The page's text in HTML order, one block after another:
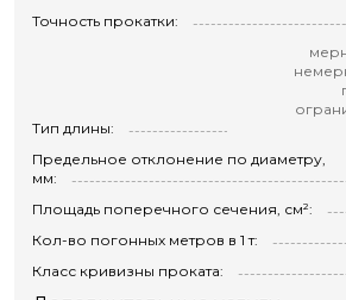
Точность прокатки:
Тип длины:
Предельное отклонение по диаметру,
мм:
Площадь поперечного сечения, см²:
Кол-во погонных метров в 1 т:
Класс кривизны проката: